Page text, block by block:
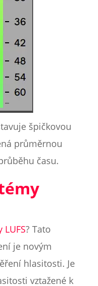
špičkovou
průměrnou
času.
LUFS? Tato
je novým
hlasitosti. Je
vztažené k